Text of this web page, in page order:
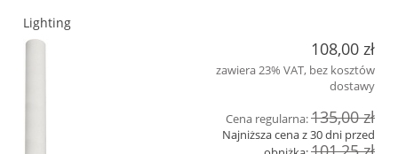
Lighting
108,00 zł
zawiera 23% VAT, bez kosztów
dostawy
Cena regularna:135,00 zł
Najniższa cena z 30 dni przed